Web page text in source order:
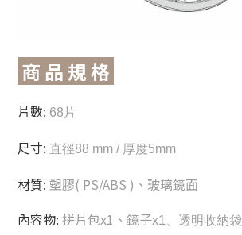
商 品 規 格
片數: 68片
尺寸: 直徑88 mm / 厚度5mm
材質: 塑膠( PS/ABS )、玻璃鏡面
內容物: 拼片包x1 、鏡子x1、透明收納袋